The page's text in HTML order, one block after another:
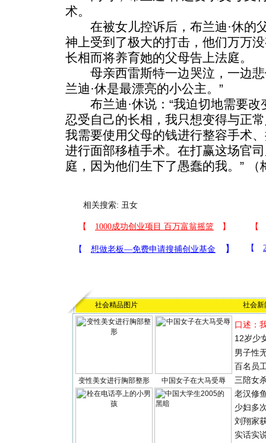
术。
在被女儿控诉后，布兰迪·休的
神上受到了极大的打击，他们万万
长相而将养育她的父母告上法庭。
母亲西雷斯特一边哭泣，一边悲
兰迪·休是最漂亮的小公主。”
布兰迪·休说：“我迫切地需要改
忍受自己的长相，我只想变得与正
我需要使用父母的钱进行整容手术
进行面部移植手术。在打赢这场官
庭，因为他们生下了愚蠢的我。” （
相关搜索: 丑女
社会精品图片 社会新
变性美女进行胸部整形 中国女子在大马受辱
口述：
12岁少
男子性
百名员
三陪女
老汉修
少妇多
刘翔家
实话实